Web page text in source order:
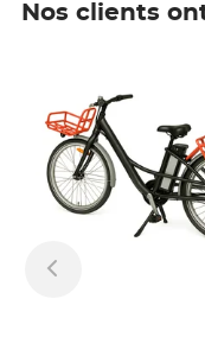
Nos clients